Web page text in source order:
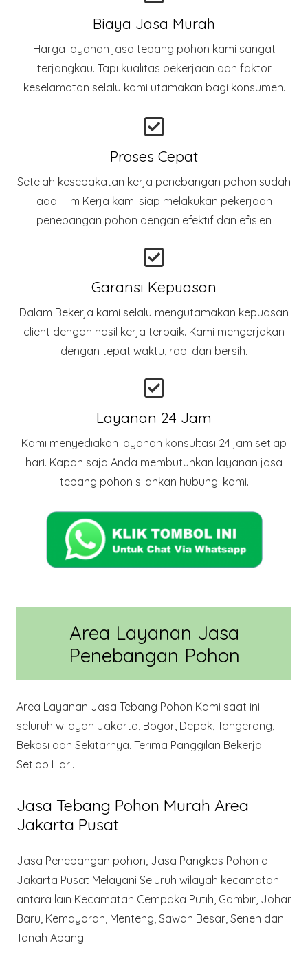
Biaya Jasa Murah
Harga layanan jasa tebang pohon kami sangat
terjangkau. Tapi kualitas pekerjaan dan faktor
keselamatan selalu kami utamakan bagi konsumen.
Proses Cepat
Setelah kesepakatan kerja penebangan pohon sudah
ada. Tim Kerja kami siap melakukan pekerjaan
penebangan pohon dengan efektif dan efisien
Garansi Kepuasan
Dalam Bekerja kami selalu mengutamakan kepuasan
client dengan hasil kerja terbaik. Kami mengerjakan
dengan tepat waktu, rapi dan bersih.
Layanan 24 Jam
Kami menyediakan layanan konsultasi 24 jam setiap
hari. Kapan saja Anda membutuhkan layanan jasa
tebang pohon silahkan hubungi kami.
Area Layanan Jasa
Penebangan Pohon
Area Layanan Jasa Tebang Pohon Kami saat ini
seluruh wilayah Jakarta, Bogor, Depok, Tangerang,
Bekasi dan Sekitarnya. Terima Panggilan Bekerja
Setiap Hari.
Jasa Tebang Pohon Murah Area
Jakarta Pusat
Jasa Penebangan pohon, Jasa Pangkas Pohon di
Jakarta Pusat Melayani Seluruh wilayah kecamatan
antara lain Kecamatan Cempaka Putih, Gambir, Johar
Baru, Kemayoran, Menteng, Sawah Besar, Senen dan
Tanah Abang.